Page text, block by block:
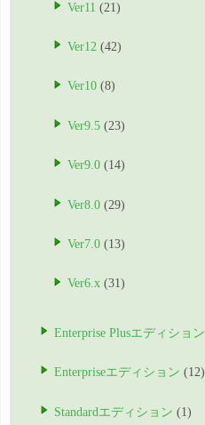
Ver11 (21)
Ver12 (42)
Ver10 (8)
Ver9.5 (23)
Ver9.0 (14)
Ver8.0 (29)
Ver7.0 (13)
Ver6.x (31)
Enterprise Plusエディション
Enterpriseエディション (12)
Standardエディション (1)